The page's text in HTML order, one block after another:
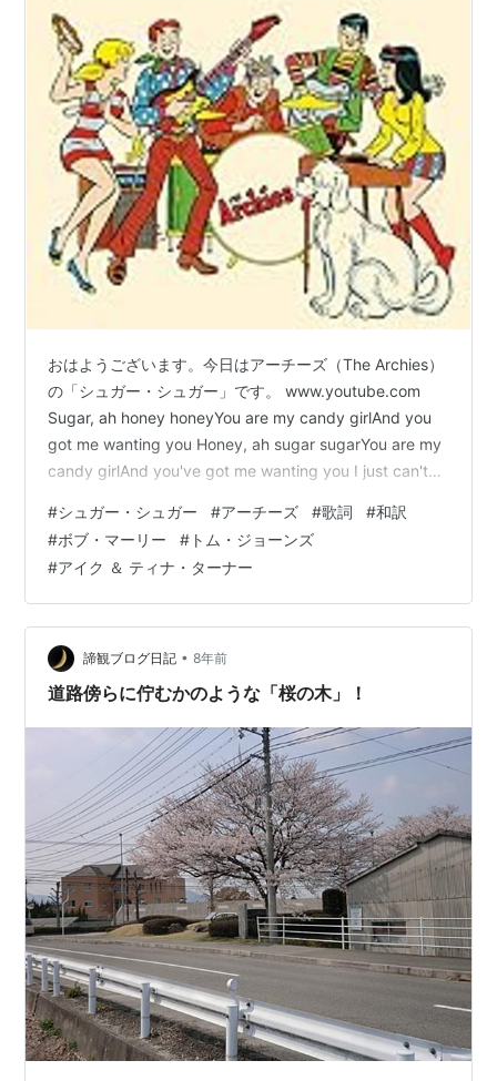
おはようございます。今日はアーチーズ（The Archies）
の「シュガー・シュガー」です。 www.youtube.com
Sugar, ah honey honeyYou are my candy girlAnd you
got me wanting you Honey, ah sugar sugarYou are my
candy girlAnd you've got me wanting you I just can't
it's true)I just can't be…
#シュガー・シュガー #アーチーズ #歌詞 #和訳
#ボブ・マーリー # トム・ジョーンズ
#アイク ＆ ティナ・ターナー
諦観ブログ日記 • 8年前
道路傍らに佇むかのような「桜の木」！